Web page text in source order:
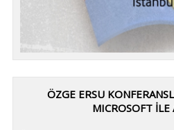
ÖZGE ERSU
MICROSOFT İLE